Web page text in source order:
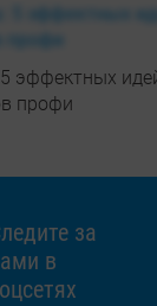
эффектных
профи
за
в